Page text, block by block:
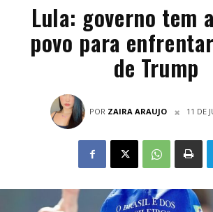
Lula: governo tem
povo para
de Trump
POR ZAIRA ARAUJO 11 DE